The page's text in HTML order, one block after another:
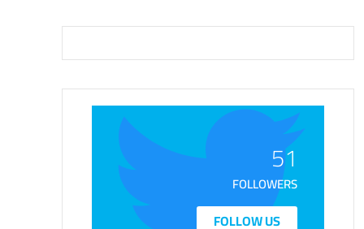
51
FOLLOWERS
FOLLOW US